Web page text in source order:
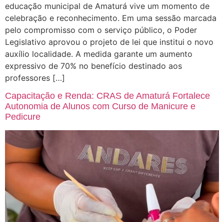
educação municipal de Amaturá vive um momento de
celebração e reconhecimento. Em uma sessão marcada
pelo compromisso com o serviço público, o Poder
Legislativo aprovou o projeto de lei que institui o novo
auxílio localidade. A medida garante um aumento
expressivo de 70% no benefício destinado aos
professores […]
Capacitação e Renda: CRAS de Amaturá Fortalece
Autonomia de Alunos com Curso de Manicure e
Pedicure